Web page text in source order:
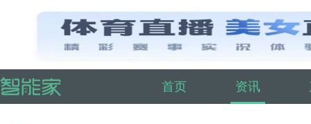
首页 资讯